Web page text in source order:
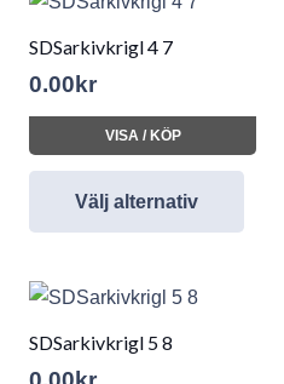
SDSarkivkrigl 4 7
0.00 kr
VISA / KÖP
Välj alternativ
SDSarkivkrigl 5 8